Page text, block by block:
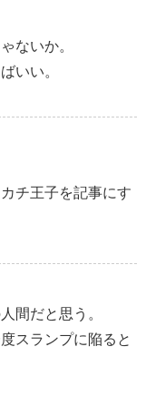
ないか。
いい。
チ王子を記事にす
間だと思う。
スランプに陥ると